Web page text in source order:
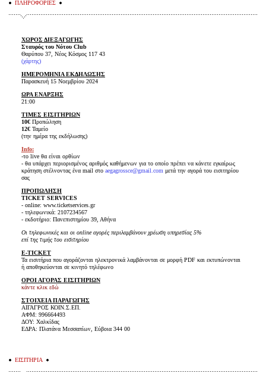
ΠΛΗΡΟΦΟΡΙΕΣ
ΧΩΡΟΣ ΔΙΕΞΑΓΩΓΗΣ
Σταυρός του Νότου Club
Θαρύπου 37, Νέος Κόσμος 117 43
(χάρτης)
ΗΜΕΡΟΜΗΝΙΑ ΕΚΔΗΛΩΣΗΣ
Παρασκευή 15 Νοεμβρίου 2024
ΩΡΑ ΕΝΑΡΞΗΣ
21:00
ΤΙΜΕΣ ΕΙΣΙΤΗΡΙΩΝ
10€ Προπώληση
12€ Ταμείο
(την ημέρα της εκδήλωσης)
Info:
-το live θα είναι ορθίων
- θα υπάρχει περιορισμένος αριθμός καθήμενων για το οποίο πρέπει να κάνετε εγκαίρως
κράτηση στέλνοντας ένα mail στο aegagrossce@gmail.com μετά την αγορά του εισιτηρίου
σας
ΠΡΟΠΩΛΗΣΗ
TICKET SERVICES
- online: www.ticketservices.gr
- τηλεφωνικά: 2107234567
- εκδοτήριο: Πανεπιστημίου 39, Αθήνα
Οι τηλεφωνικές και οι online αγορές περιλαμβάνουν χρέωση υπηρεσίας 5%
επί της τιμής του εισιτηρίου
E-TICKET
Τα εισιτήρια που αγοράζονται ηλεκτρονικά λαμβάνονται σε μορφή PDF και εκτυπώνονται
ή αποθηκεύονται σε κινητό τηλέφωνο
ΟΡΟΙ ΑΓΟΡΑΣ ΕΙΣΙΤΗΡΙΩΝ
κάντε κλικ εδώ
ΣΤΟΙΧΕΙΑ ΠΑΡΑΓΩΓΗΣ
ΑΙΓΑΓΡΟΣ ΚΟΙΝ.Σ.ΕΠ.
ΑΦΜ: 996664493
ΔΟΥ: Χαλκίδας
ΕΔΡΑ: Πλατάνα Μεσσαπίων, Εύβοια 344 00
ΕΙΣΙΤΗΡΙΑ